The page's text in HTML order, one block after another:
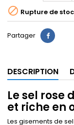
 Rupture de
Partager
DESCRIPTION
Le sel rose
et riche en
Les gisements de